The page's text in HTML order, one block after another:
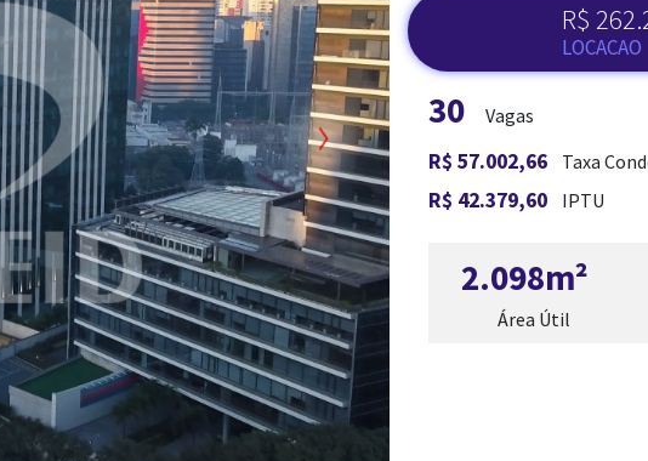
Next
R$
LOCACAO
30 Vagas
R$ 57.002,66 Taxa
R$ 42.379,60 IPTU
2.098m²
Área Útil